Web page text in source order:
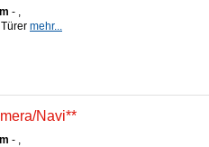
- ,
mehr...
Navi**
- ,